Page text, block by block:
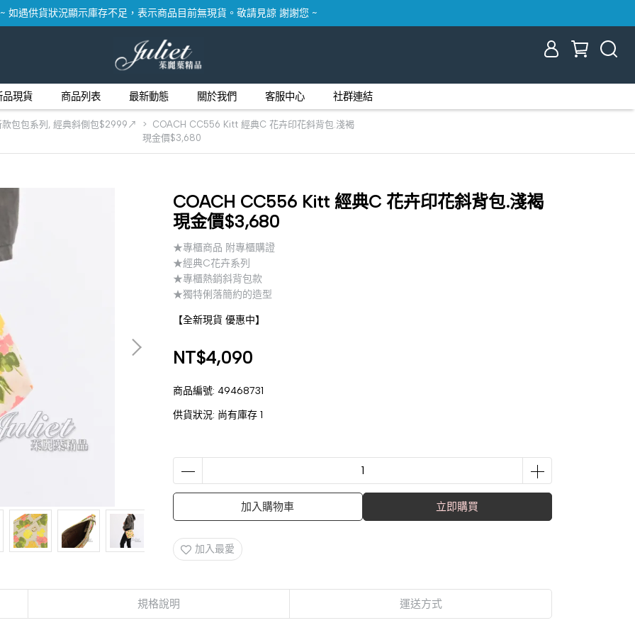
~ 如遇供貨狀況顯示庫存不足，表示商品目前無現貨。敬請見諒 謝謝您 ~
品現貨 商品列表 最新動態 關於我們 客服中心 社群連結
包包系列 , 經典斜側包$2999↗
COACH CC556 Kitt 經典C 花卉印花斜背包.淺褐
現金價$3,680
COACH CC556 Kitt 經典C 花卉印花斜背包.淺褐
現金價$3,680
★專櫃商品 附專櫃購證
★經典C花卉系列
★專櫃熱銷斜背包款
★獨特俐落簡約的造型
【全新現貨 優惠中】
NT$4,090
商品編號: 49468731
供貨狀況: 尚有庫存 1
加入購物車 立即購買
加入最愛
規格說明 運送方式